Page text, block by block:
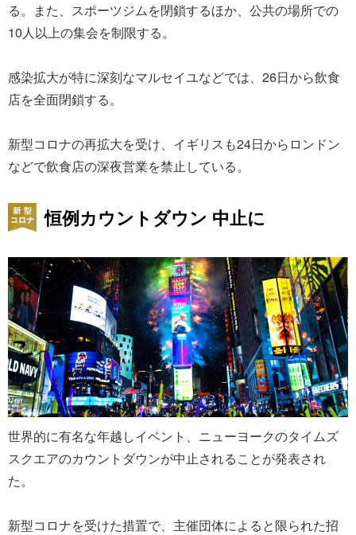
る。また、スポーツジムを閉鎖するほか、公共の場所での
10人以上の集会を制限する。
感染拡大が特に深刻なマルセイユなどでは、26日から飲食
店を全面閉鎖する。
新型コロナの再拡大を受け、イギリスも24日からロンドン
などで飲食店の深夜営業を禁止している。
恒例カウントダウン 中止に
世界的に有名な年越しイベント、ニューヨークのタイムズ
スクエアのカウントダウンが中止されることが発表され
た。
新型コロナを受けた措置で、主催団体によると限られた招